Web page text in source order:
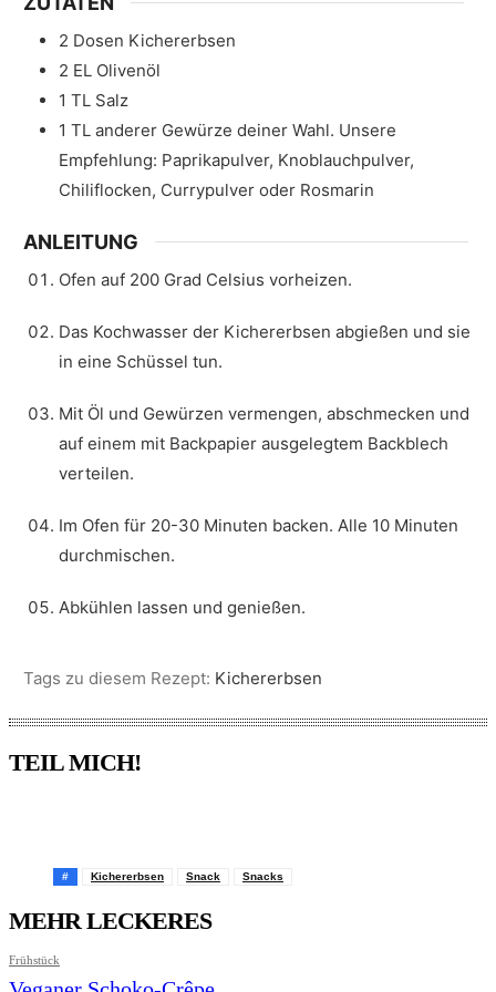
2 Dosen Kichererbsen
2 EL Olivenöl
1 TL Salz
1 TL anderer Gewürze deiner Wahl. Unsere
Empfehlung: Paprikapulver, Knoblauchpulver,
Chiliflocken, Currypulver oder Rosmarin
ANLEITUNG
Ofen auf 200 Grad Celsius vorheizen.
Das Kochwasser der Kichererbsen abgießen und sie
in eine Schüssel tun.
Mit Öl und Gewürzen vermengen, abschmecken und
auf einem mit Backpapier ausgelegtem Backblech
verteilen.
Im Ofen für 20-30 Minuten backen. Alle 10 Minuten
durchmischen.
Abkühlen lassen und genießen.
Tags zu diesem Rezept: Kichererbsen
TEIL MICH!
# Kichererbsen Snack Snacks
MEHR LECKERES
Frühstück